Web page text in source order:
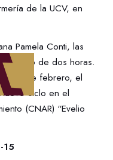
de la UCV, en
Pamela Conti, las
de dos horas.
de febrero, el
ciclo en el
(CNAR) “Evelio
15